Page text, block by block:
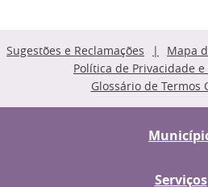
Sugestões e Reclamações Mapa
Política de Privacidade e
Glossário de Termos
Serviços